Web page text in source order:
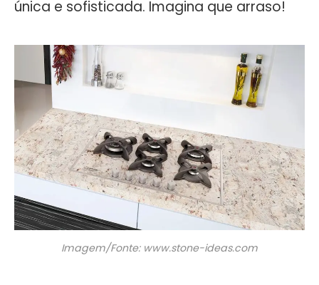
única e sofisticada. Imagina que arraso!
Imagem/Fonte: www.stone-ideas.com